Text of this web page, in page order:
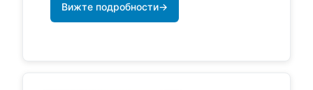
Вижте подробности→